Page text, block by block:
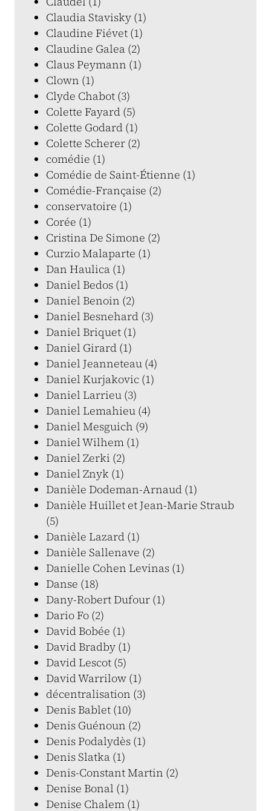
Claudia Stavisky (1)
Claudine Fiévet (1)
Claudine Galea (2)
Claus Peymann (1)
Clown (1)
Clyde Chabot (3)
Colette Fayard (5)
Colette Godard (1)
Colette Scherer (2)
comédie (1)
Comédie de Saint-Étienne (1)
Comédie-Française (2)
conservatoire (1)
Corée (1)
Cristina De Simone (2)
Curzio Malaparte (1)
Dan Haulica (1)
Daniel Bedos (1)
Daniel Benoin (2)
Daniel Besnehard (3)
Daniel Briquet (1)
Daniel Girard (1)
Daniel Jeanneteau (4)
Daniel Kurjakovic (1)
Daniel Larrieu (3)
Daniel Lemahieu (4)
Daniel Mesguich (9)
Daniel Wilhem (1)
Daniel Zerki (2)
Daniel Znyk (1)
Danièle Dodeman-Arnaud (1)
Danièle Huillet et Jean-Marie Straub
(5)
Danièle Lazard (1)
Danièle Sallenave (2)
Danielle Cohen Levinas (1)
Danse (18)
Dany-Robert Dufour (1)
Dario Fo (2)
David Bobée (1)
David Bradby (1)
David Lescot (5)
David Warrilow (1)
décentralisation (3)
Denis Bablet (10)
Denis Guénoun (2)
Denis Podalydès (1)
Denis Slatka (1)
Denis-Constant Martin (2)
Denise Bonal (1)
Denise Chalem (1)